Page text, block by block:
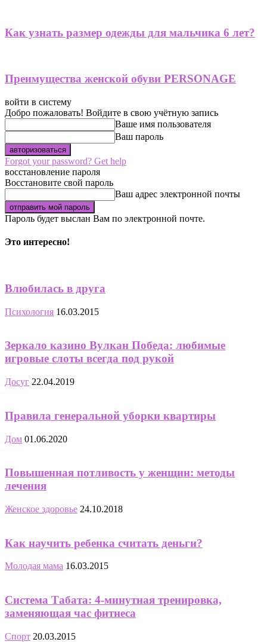
Как узнать размер одежды для мальчика 6 лет?
Преимущества женской обуви PERSONAGE
войти в систему
Добро пожаловать! Войдите в свою учётную запись
Ваше имя пользователя
Ваш пароль
Forgot your password? Get help
восстановление пароля
Восстановите свой пароль
Ваш адрес электронной почты
Пароль будет выслан Вам по электронной почте.
Это интересно!
Влюбилась в друга
Психология 16.03.2015
Зеркало казино Вулкан Победа: любимые
игровые слоты всегда под рукой
Досуг 22.04.2019
Правила генеральной уборки квартиры
Дом 01.06.2020
Повышенная потливость у женщин: методы
лечения
Женское здоровье 24.10.2018
Как научить ребенка считать деньги?
Молодая мама 16.03.2015
Система Табата: 4-минутная тренировка,
заменяющая час фитнеса
Спорт 20.03.2015